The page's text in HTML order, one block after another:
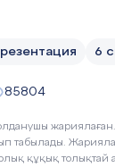
речи
6
85804
табылады.
құқық толықтай